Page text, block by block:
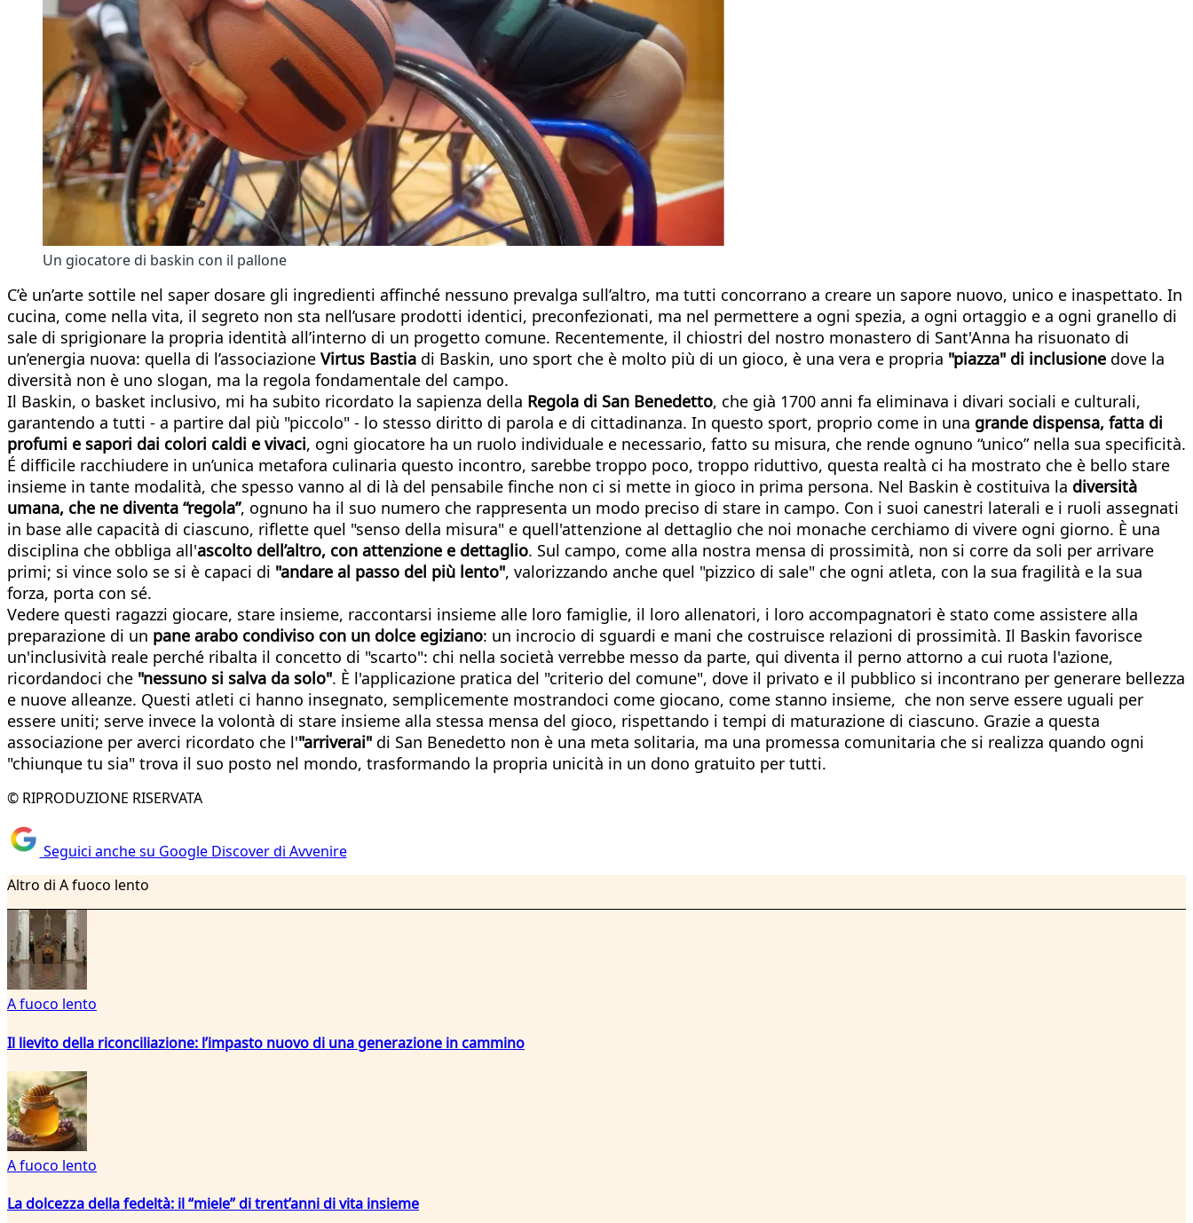
Un giocatore di baskin con il pallone
C’è un’arte sottile nel saper dosare gli ingredienti affinché nessuno prevalga sull’altro, ma tutti concorrano a creare un sapore nuovo, unico e inaspettato. In
cucina, come nella vita, il segreto non sta nell’usare prodotti identici, preconfezionati, ma nel permettere a ogni spezia, a ogni ortaggio e a ogni granello di
sale di sprigionare la propria identità all’interno di un progetto comune. Recentemente, il chiostri del nostro monastero di Sant'Anna ha risuonato di
un’energia nuova: quella di l’associazione Virtus Bastia di Baskin, uno sport che è molto più di un gioco, è una vera e propria "piazza" di inclusione dove la
diversità non è uno slogan, ma la regola fondamentale del campo.
Il Baskin, o basket inclusivo, mi ha subito ricordato la sapienza della Regola di San Benedetto, che già 1700 anni fa eliminava i divari sociali e culturali,
garantendo a tutti - a partire dal più "piccolo" - lo stesso diritto di parola e di cittadinanza. In questo sport, proprio come in una grande dispensa, fatta di
profumi e sapori dai colori caldi e vivaci, ogni giocatore ha un ruolo individuale e necessario, fatto su misura, che rende ognuno “unico” nella sua specificità.
É difficile racchiudere in un’unica metafora culinaria questo incontro, sarebbe troppo poco, troppo riduttivo, questa realtà ci ha mostrato che è bello stare
insieme in tante modalità, che spesso vanno al di là del pensabile finche non ci si mette in gioco in prima persona. Nel Baskin è costituiva la diversità
umana, che ne diventa “regola”, ognuno ha il suo numero che rappresenta un modo preciso di stare in campo. Con i suoi canestri laterali e i ruoli assegnati
in base alle capacità di ciascuno, riflette quel "senso della misura" e quell'attenzione al dettaglio che noi monache cerchiamo di vivere ogni giorno. È una
disciplina che obbliga all'ascolto dell’altro, con attenzione e dettaglio. Sul campo, come alla nostra mensa di prossimità, non si corre da soli per arrivare
primi; si vince solo se si è capaci di "andare al passo del più lento", valorizzando anche quel "pizzico di sale" che ogni atleta, con la sua fragilità e la sua
forza, porta con sé.
Vedere questi ragazzi giocare, stare insieme, raccontarsi insieme alle loro famiglie, il loro allenatori, i loro accompagnatori è stato come assistere alla
preparazione di un pane arabo condiviso con un dolce egiziano: un incrocio di sguardi e mani che costruisce relazioni di prossimità. Il Baskin favorisce
un'inclusività reale perché ribalta il concetto di "scarto": chi nella società verrebbe messo da parte, qui diventa il perno attorno a cui ruota l'azione,
ricordandoci che "nessuno si salva da solo". È l'applicazione pratica del "criterio del comune", dove il privato e il pubblico si incontrano per generare bellezza
e nuove alleanze. Questi atleti ci hanno insegnato, semplicemente mostrandoci come giocano, come stanno insieme, che non serve essere uguali per
essere uniti; serve invece la volontà di stare insieme alla stessa mensa del gioco, rispettando i tempi di maturazione di ciascuno. Grazie a questa
associazione per averci ricordato che l'"arriverai" di San Benedetto non è una meta solitaria, ma una promessa comunitaria che si realizza quando ogni
"chiunque tu sia" trova il suo posto nel mondo, trasformando la propria unicità in un dono gratuito per tutti.
© RIPRODUZIONE RISERVATA
Seguici anche su Google Discover di Avvenire
Altro di A fuoco lento
A fuoco lento
Il lievito della riconciliazione: l’impasto nuovo di una generazione in cammino
A fuoco lento
La dolcezza della fedeltà: il “miele” di trent’anni di vita insieme